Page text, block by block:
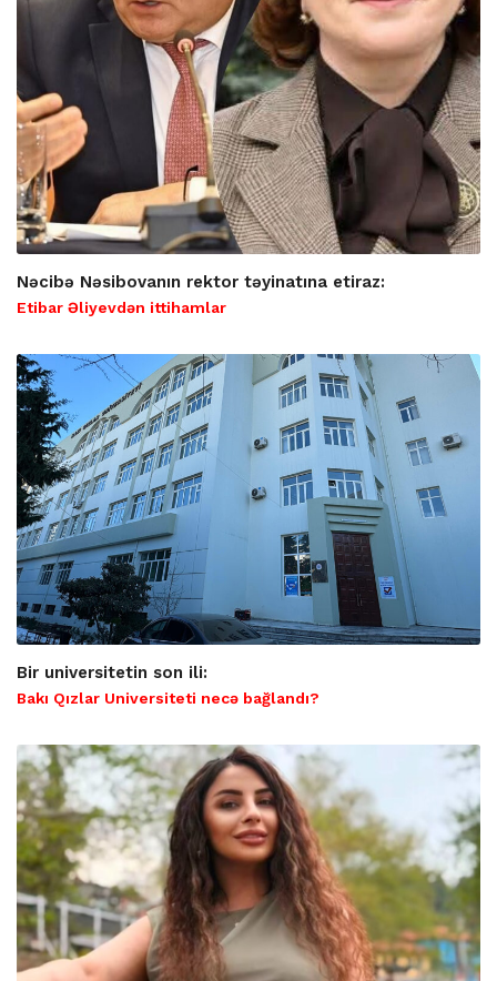
Nəcibə Nəsibovanın rektor təyinatına etiraz:
Etibar Əliyevdən ittihamlar
Bir universitetin son ili:
Bakı Qızlar Universiteti necə bağlandı?